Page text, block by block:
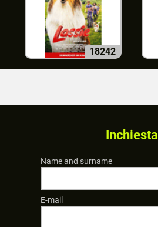
18242
Inchiesta
Name and surname
E-mail